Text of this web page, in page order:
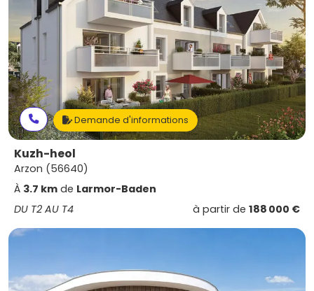
Demande d'informations
Kuzh-heol
Arzon (56640)
À 3.7 km de Larmor-Baden
DU T2 AU T4
à partir de 188 000 €